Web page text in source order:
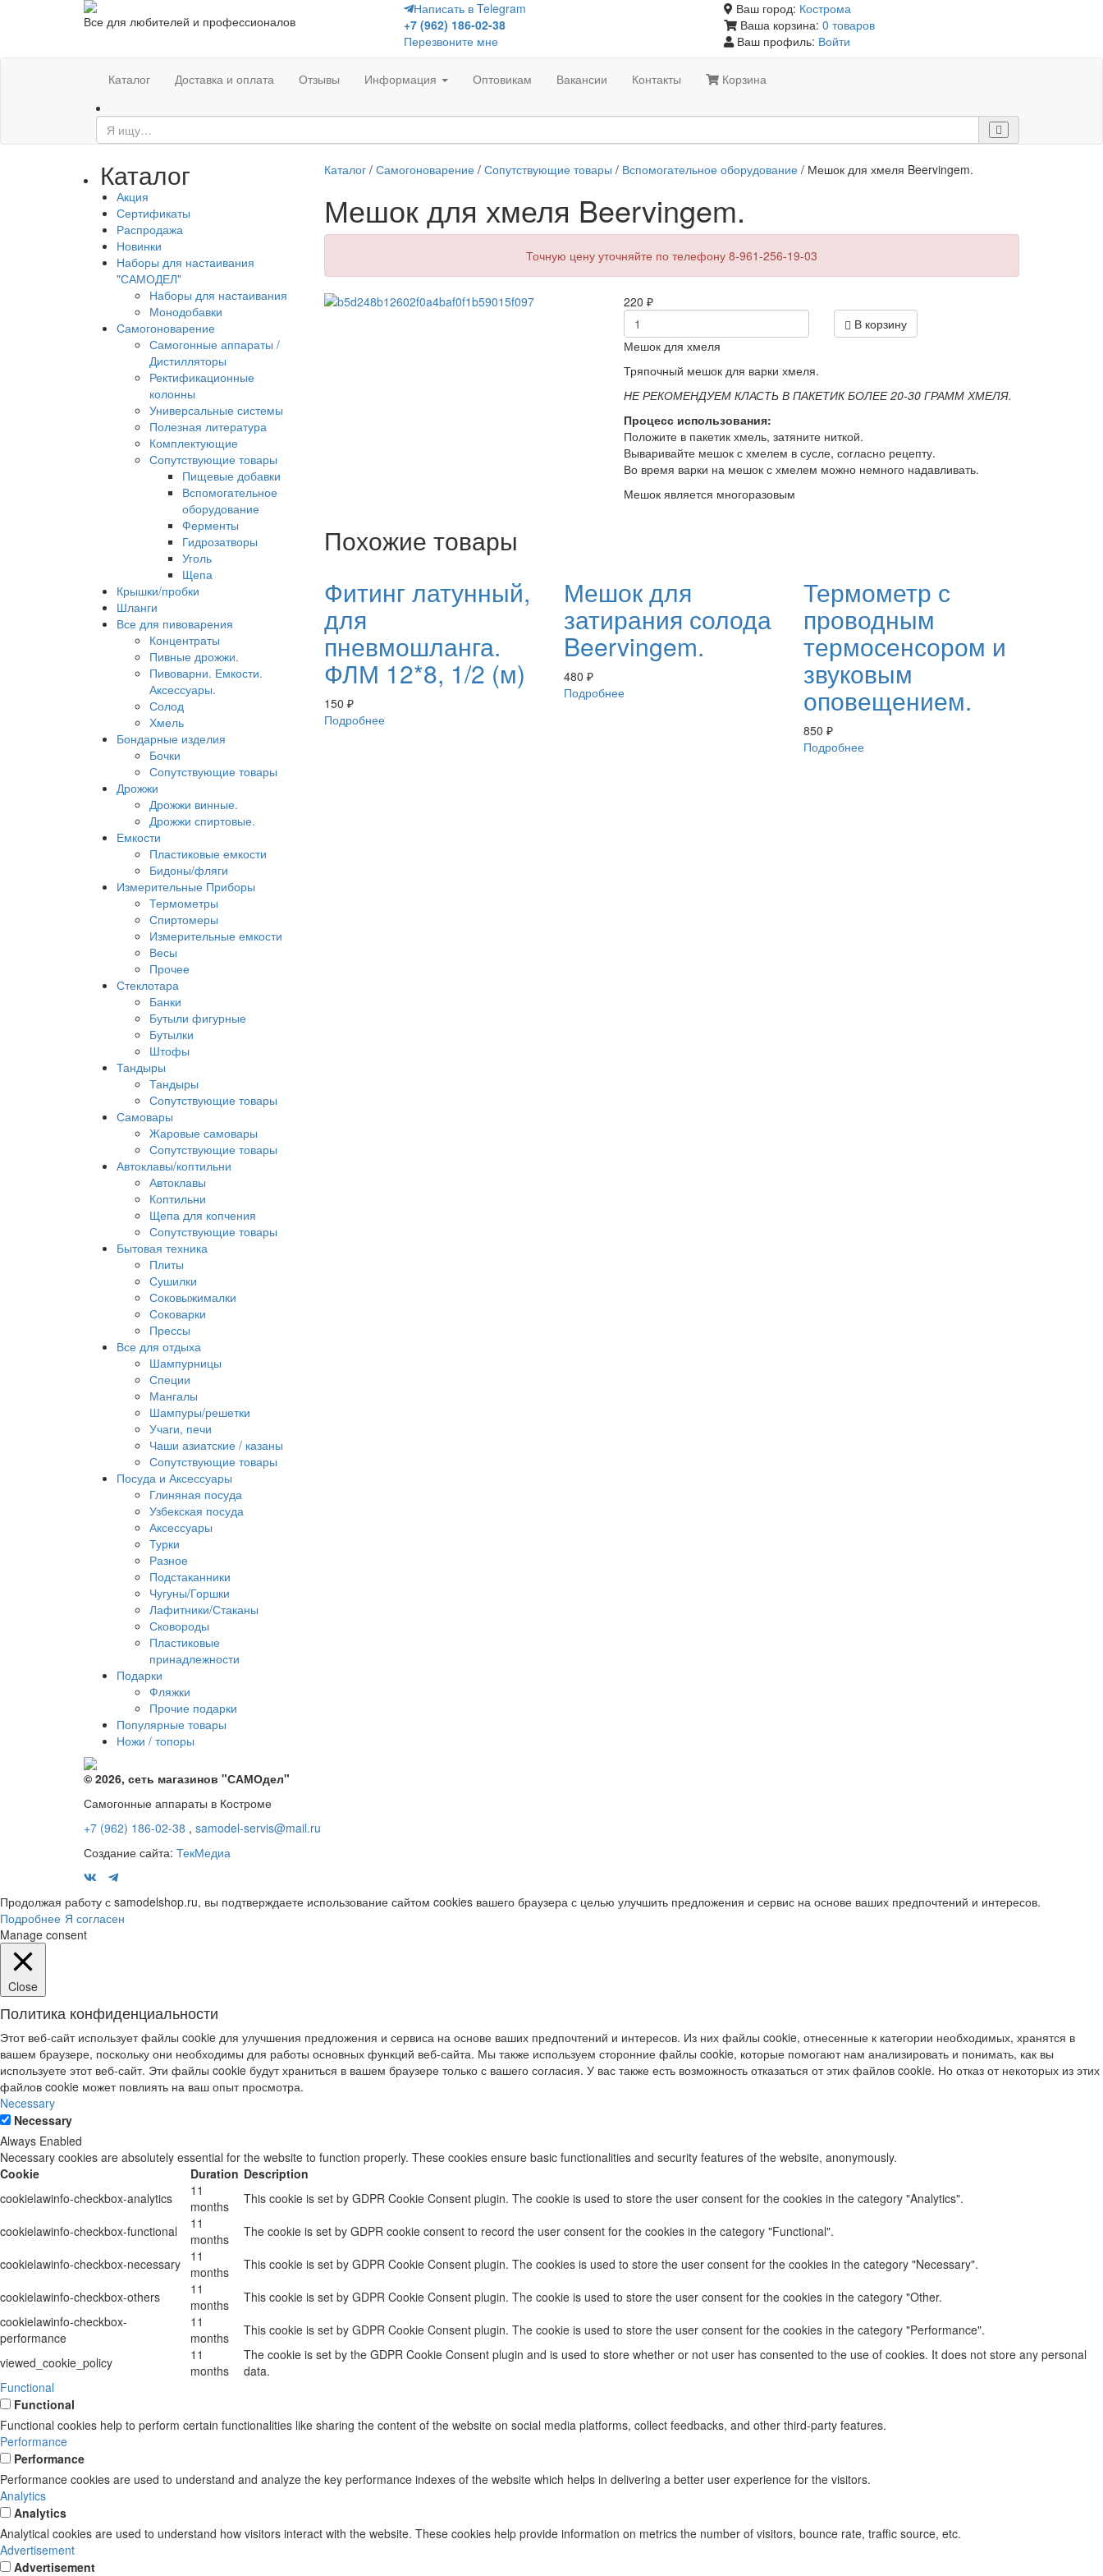
Все для любителей и профессионалов
Написать в Telegram
+7 (962) 186-02-38
Перезвоните мне
Ваш город: Кострома
Ваша корзина: 0 товаров
Ваш профиль: Войти
Каталог Доставка и оплата Отзывы Информация Оптовикам Вакансии Контакты Корзина
Каталог
Акция
Сертификаты
Распродажа
Новинки
Наборы для настаивания
"САМОДЕЛ"
Наборы для настаивания
Монодобавки
Самогоноварение
Самогонные аппараты /
Дистилляторы
Ректификационные
колонны
Универсальные системы
Полезная литература
Комплектующие
Сопутствующие товары
Пищевые добавки
Вспомогательное
оборудование
Ферменты
Гидрозатворы
Уголь
Щепа
Крышки/пробки
Шланги
Все для пивоварения
Концентраты
Пивные дрожжи.
Пивоварни. Емкости.
Аксессуары.
Солод
Хмель
Бондарные изделия
Бочки
Сопутствующие товары
Дрожжи
Дрожжи винные.
Дрожжи спиртовые.
Емкости
Пластиковые емкости
Бидоны/фляги
Измерительные Приборы
Термометры
Спиртомеры
Измерительные емкости
Весы
Прочее
Стеклотара
Банки
Бутыли фигурные
Бутылки
Штофы
Тандыры
Тандыры
Сопутствующие товары
Самовары
Жаровые самовары
Сопутствующие товары
Автоклавы/коптильни
Автоклавы
Коптильни
Щепа для копчения
Сопутствующие товары
Бытовая техника
Плиты
Сушилки
Соковыжималки
Соковарки
Прессы
Все для отдыха
Шампурницы
Специи
Мангалы
Шампуры/решетки
Учаги, печи
Чаши азиатские / казаны
Сопутствующие товары
Посуда и Аксессуары
Глиняная посуда
Узбекская посуда
Аксессуары
Турки
Разное
Подстаканники
Чугуны/Горшки
Лафитники/Стаканы
Сковороды
Пластиковые
принадлежности
Подарки
Фляжки
Прочие подарки
Популярные товары
Ножи / топоры
Каталог/ Самогоноварение/ Сопутствующие товары / Вспомогательное оборудование/ Мешок для хмеля Beervingem.
Мешок для хмеля Beervingem.
Точную цену уточняйте по телефону 8-961-256-19-03
220₽
В корзину
Мешок для хмеля
Тряпочный мешок для варки хмеля.
НЕ РЕКОМЕНДУЕМ КЛАСТЬ В ПАКЕТИК БОЛЕЕ 20-30 ГРАММ ХМЕЛЯ.
Процесс использования:
Положите в пакетик хмель, затяните ниткой.
Вываривайте мешок с хмелем в сусле, согласно рецепту.
Во время варки на мешок с хмелем можно немного надавливать.
Мешок является многоразовым
Похожие товары
Фитинг латунный,
для
пневмошланга.
ФЛМ 12*8, 1/2 (м)
150 ₽
Подробнее
Мешок для
затирания солода
Beervingem.
480 ₽
Подробнее
Термометр с
проводным
термосенсором и
звуковым
оповещением.
850₽
Подробнее
© 2026, сеть магазинов "САМОдел"
Самогонные аппараты в Костроме
+7 (962) 186-02-38 , samodel-servis@mail.ru
Создание сайта: ТекМедиа
Продолжая работу с samodelshop.ru, вы подтверждаете использование сайтом cookies вашего браузера с целью улучшить предложения и сервис на основе ваших предпочтений и интересов.
Подробнее Я согласен
Manage consent
Close
Политика конфиденциальности
Этот веб-сайт использует файлы cookie для улучшения предложения и сервиса на основе ваших предпочтений и интересов. Из них файлы cookie, отнесенные к категории необходимых, хранятся в
вашем браузере, поскольку они необходимы для работы основных функций веб-сайта. Мы также используем сторонние файлы cookie, которые помогают нам анализировать и понимать, как вы
используете этот веб-сайт. Эти файлы cookie будут храниться в вашем браузере только с вашего согласия. У вас также есть возможность отказаться от этих файлов cookie. Но отказ от некоторых из этих
файлов cookie может повлиять на ваш опыт просмотра.
Necessary
Necessary
Always Enabled
Necessary cookies are absolutely essential for the website to function properly. These cookies ensure basic functionalities and security features of the website, anonymously.
Cookie
Duration Description
cookielawinfo-checkbox-analytics
11
months
This cookie is set by GDPR Cookie Consent plugin. The cookie is used to store the user consent for the cookies in the category "Analytics".
cookielawinfo-checkbox-functional
11
months
The cookie is set by GDPR cookie consent to record the user consent for the cookies in the category "Functional".
cookielawinfo-checkbox-necessary
11
months
This cookie is set by GDPR Cookie Consent plugin. The cookies is used to store the user consent for the cookies in the category "Necessary".
cookielawinfo-checkbox-others
11
months
This cookie is set by GDPR Cookie Consent plugin. The cookie is used to store the user consent for the cookies in the category "Other.
cookielawinfo-checkbox-
performance
11
months
This cookie is set by GDPR Cookie Consent plugin. The cookie is used to store the user consent for the cookies in the category "Performance".
viewed_cookie_policy
11
months
The cookie is set by the GDPR Cookie Consent plugin and is used to store whether or not user has consented to the use of cookies. It does not store any personal
data.
Functional
Functional
Functional cookies help to perform certain functionalities like sharing the content of the website on social media platforms, collect feedbacks, and other third-party features.
Performance
Performance
Performance cookies are used to understand and analyze the key performance indexes of the website which helps in delivering a better user experience for the visitors.
Analytics
Analytics
Analytical cookies are used to understand how visitors interact with the website. These cookies help provide information on metrics the number of visitors, bounce rate, traffic source, etc.
Advertisement
Advertisement